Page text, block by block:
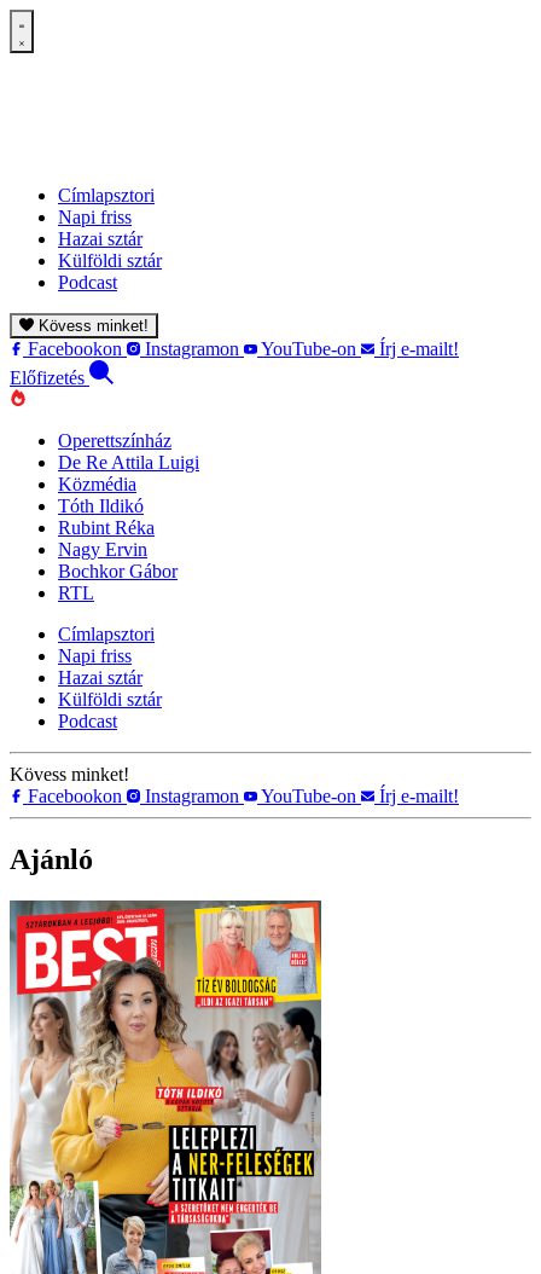
Címlapsztori
Napi friss
Hazai sztár
Külföldi sztár
Podcast
Kövess minket!
Facebookon Instagramon YouTube-on
Írj e-mailt!
Előfizetés
Operettszínház
De Re Attila Luigi
Közmédia
Tóth Ildikó
Rubint Réka
Nagy Ervin
Bochkor Gábor
RTL
Címlapsztori
Napi friss
Hazai sztár
Külföldi sztár
Podcast
Kövess minket!
Facebookon
Instagramon YouTube-on Írj e-mailt!
Ajánló